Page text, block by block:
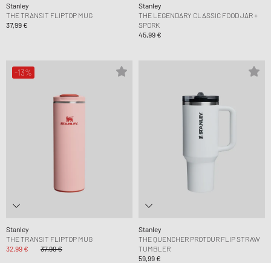
Stanley
THE TRANSIT FLIPTOP MUG
37,99 €
Stanley
THE LEGENDARY CLASSIC FOOD JAR +
SPORK
45,99 €
-13%
Stanley
THE TRANSIT FLIPTOP MUG
32,99 €
37,99 €
Stanley
THE QUENCHER PROTOUR FLIP STRAW
TUMBLER
59,99 €